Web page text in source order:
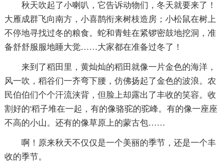
秋天吹起了小喇叭，它告诉动物们，冬天就要来了！
大雁成群飞向南方，小喜鹊衔来树枝造房；小松鼠在树上
不停地寻找过冬的粮食。蛇和青蛙在紧锣密鼓地挖洞，准
备舒舒服服地睡大觉……大家都在准备过冬了！
来到了稻田里，黄灿灿的稻田就像一片金色的海洋，
风一吹，稻谷们一齐弯下腰，仿佛扬起了金色的波浪。农
民伯伯们个个汗流浃背，但脸上却露出了丰收的笑容。收
割好的'稻子堆在一起，有的像骆驼的驼峰。有的像一座座
不高的小山。还有的像草原上的蒙古包……
啊！原来秋天不仅仅是一个美丽的季节，还是一个丰
收的季节。